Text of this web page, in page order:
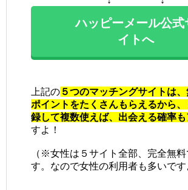
ハッピーメール公式
イトへ
上記の ５つのマッチングサイトは
ポイントをたくさんもらえるから
録して複数使えば、出会える確率
すよ！
（※女性は５サイト全部、完全無料
す。なので女性の利用者も多いです